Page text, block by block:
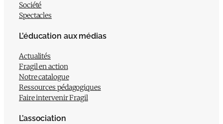
Société
Spectacles
L’éducation aux médias
Actualités
Fragil en action
Notre catalogue
Ressources pédagogiques
Faire intervenir Fragil
L’association